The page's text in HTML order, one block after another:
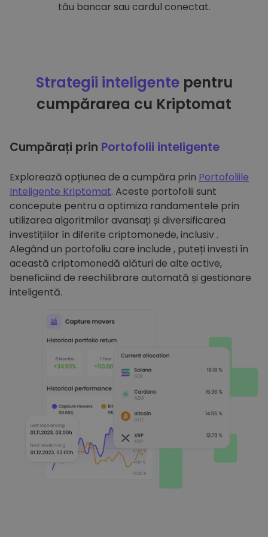
tău bancar sau cardul conectat.
Strategii inteligentepentru
cumpărarea cu Kriptomat
Cumpărați prin Portofolii inteligente
Explorează opțiunea de a cumpăra prin Portofoliile
Inteligente Kriptomat. Aceste portofolii sunt
concepute pentru a optimiza randamentele prin
utilizarea algoritmilor avansați și diversificarea
investițiilor în diferite criptomonede, inclusiv .
Alegând un portofoliu care include , puteți investi în
această criptomonedă alături de alte active,
beneficiind de reechilibrare automată și gestionare
inteligentă.